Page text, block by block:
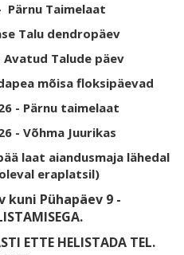
Pärnu Taimelaat
Talu dendropäev
Avatud Talude päev
mõisa floksipäevad
- Pärnu taimelaat
- Võhma Juurikas
laat aiandusmaja lähedal
eraplatsil)
kuni Pühapäev 9 -
ETTE HELISTADA TEL.